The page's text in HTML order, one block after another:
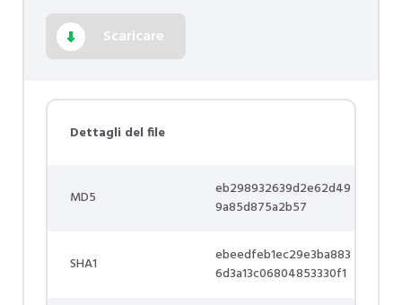
Scaricare
Dettagli del file
MD5
eb298932639d2e62d49
9a85d875a2b57
SHA1
ebeedfeb1ec29e3ba883
6d3a13c06804853330f1